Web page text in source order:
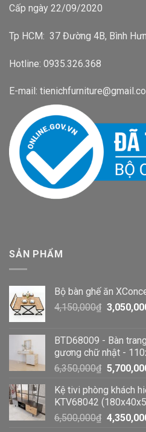
Cấp ngày 22/09/2020
Tp HCM: 37 Đường 4B, Bình
Hotline: 0935.326.368
E-mail:
SẢN PHẨM
Bộ bàn ghế ăn
4,150,000₫
BTD68009 - Bàn
gương chữ nhật -
6,350,000₫
Kệ tivi phòng khách
KTV68042
6,500,000₫